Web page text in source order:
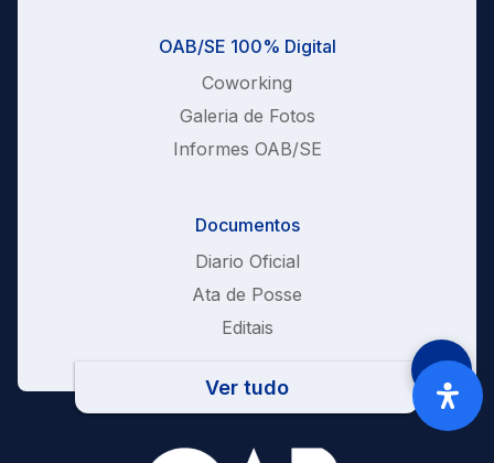
OAB/SE 100% Digital
Coworking
Galeria de Fotos
Informes OAB/SE
Documentos
Diario Oficial
Ata de Posse
Editais
Ver tudo